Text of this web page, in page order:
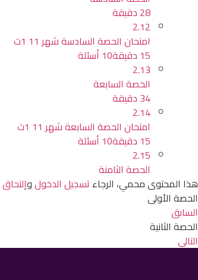
28 دقيقة
2.12
امتحان الحصة السادسة شهر 11 1ث
15 دقيقة
10 أسئلة
2.13
الحصة السابعة
34 دقيقة
2.14
امتحان الحصة السابعة شهر 11 1ث
15 دقيقة
10 أسئلة
2.15
الحصة الثامنة
هذا المحتوى محمي، الرجاء تسجيل الدخولوإلتحاق
الحصة الأولى
السابق
الحصة الثانية
التالي